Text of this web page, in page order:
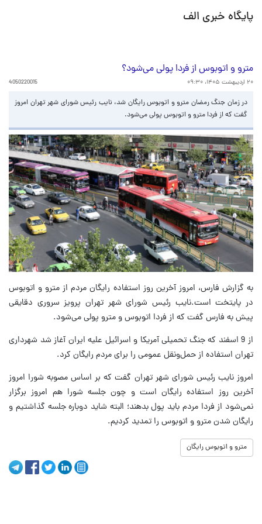
پایگاه خبری الف
مترو و اتوبوس از فردا پولی می‌شود؟
۲۰ اردیبهشت ۱۴۰۵، ۰۹:۳۰ 4050220015
در زمان جنگ رمضان مترو و اتوبوس رایگان شد، نایب رئیس شورای شهر تهران امروز
گفت که از فردا مترو و اتوبوس پولی می‌شود.
به گزارش فارس، امروز آخرین روز استفاده رایگان مردم از مترو و اتوبوس
در پایتخت است.نایب رئیس شورای شهر تهران پرویز سروری دقایقی
پیش به فارس گفت که از فردا اتوبوس و مترو پولی می‌شود.
از 9 اسفند که جنگ تحمیلی آمریکا و اسرائیل علیه ایران آغاز شد شهرداری
تهران استفاده از حمل‌ونقل عمومی را برای مردم رایگان کرد.
امروز نایب رئیس شورای شهر تهران گفت که بر اساس مصوبه شورا امروز
آخرین روز استفاده رایگان است و چون جلسه شورا هم امروز برگزار
نمی‌شود از فردا مردم باید پول بدهند؛ البته شاید دوباره جلسه گذاشتیم و
رایگان شدن مترو و اتوبوس را تمدید کردیم.
مترو و اتوبوس رایگان